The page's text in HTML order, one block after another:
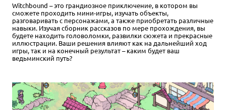
Witchbound – это грандиозное приключение, в котором вы
сможете проходить мини-игры, изучать объекты,
разговаривать с персонажами, а также приобретать различные
навыки. Изучая сборник рассказов по мере прохождения, вы
будете находить головоломки, развилки сюжета и прекрасные
иллюстрации. Ваши решения влияют как на дальнейший ход
игры, так и на конечный результат – каким будет ваш
ведьминский путь?